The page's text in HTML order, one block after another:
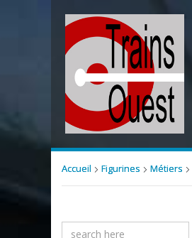
Accueil Figurines Métiers